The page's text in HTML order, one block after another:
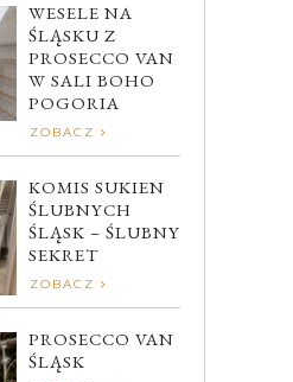
WESELE NA
ŚLĄSKU Z
PROSECCO VAN
W SALI BOHO
POGORIA
ZOBACZ
KOMIS SUKIEN
ŚLUBNYCH
ŚLĄSK – ŚLUBNY
SEKRET
ZOBACZ
PROSECCO VAN
ŚLĄSK